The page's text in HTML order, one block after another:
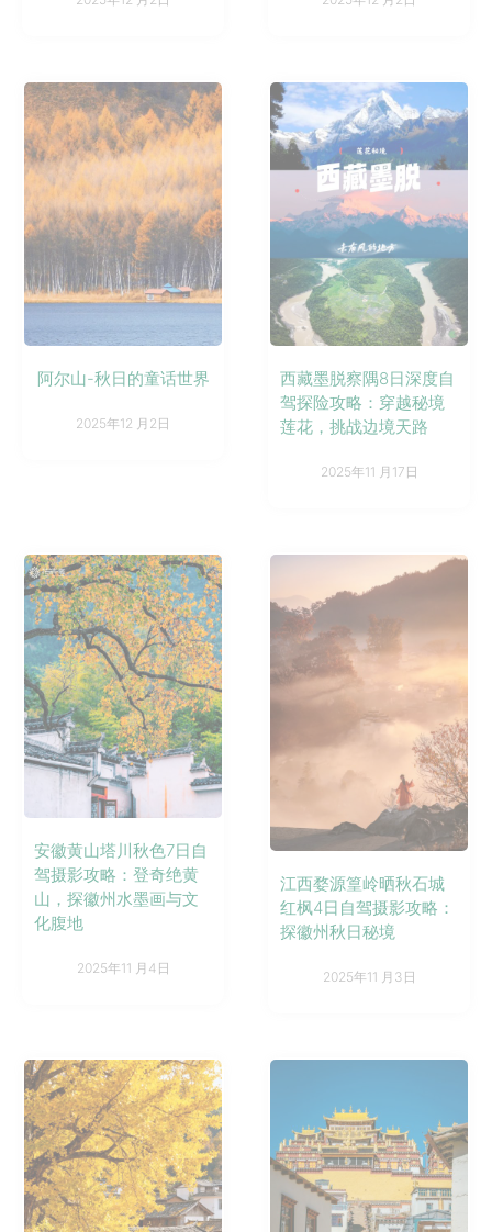
阿尔山-秋日的童话世界
2025年12 月2日
西藏墨脱察隅8日深度自
驾探险攻略：穿越秘境
莲花，挑战边境天路
2025年11 月17日
安徽黄山塔川秋色7日自
驾摄影攻略：登奇绝黄
山，探徽州水墨画与文
化腹地
2025年11 月4日
江西婺源篁岭晒秋石城
红枫4日自驾摄影攻略：
探徽州秋日秘境
2025年11 月3日